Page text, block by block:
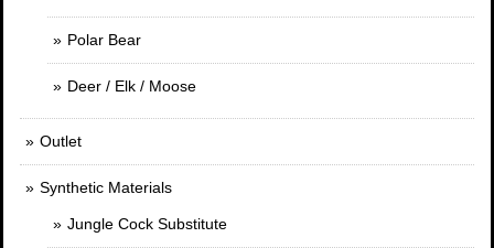
Polar Bear
Deer / Elk / Moose
Outlet
Synthetic Materials
Jungle Cock Substitute